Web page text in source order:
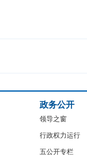
政务公开
领导之窗
行政权力运行
五公开专栏